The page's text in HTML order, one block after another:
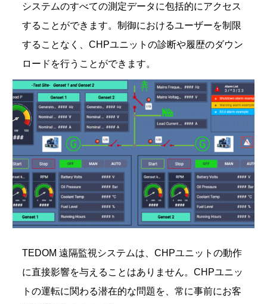
システムのすべての測定データに包括的にアクセス
することができます。制御におけるユーザーを制限
することなく、CHPユニットの診断や履歴のダウン
ロードを行うことができます。
TEDOM 遠隔監視システムは、CHPユニットの動作
に直接影響を与えることはありません。CHPユニッ
トの運転に関わる潜在的な問題を、常に事前にお客